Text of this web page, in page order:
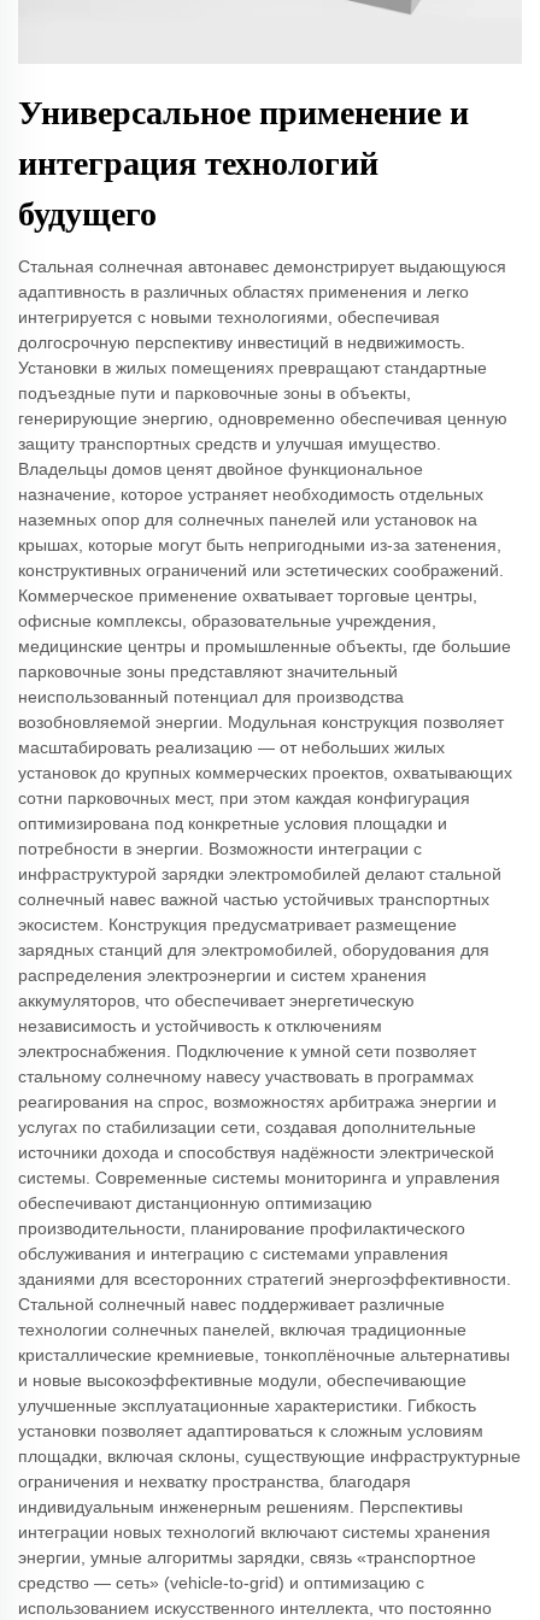
Универсальное применение и
интеграция технологий
будущего
Стальная солнечная автонавес демонстрирует выдающуюся
адаптивность в различных областях применения и легко
интегрируется с новыми технологиями, обеспечивая
долгосрочную перспективу инвестиций в недвижимость.
Установки в жилых помещениях превращают стандартные
подъездные пути и парковочные зоны в объекты,
генерирующие энергию, одновременно обеспечивая ценную
защиту транспортных средств и улучшая имущество.
Владельцы домов ценят двойное функциональное
назначение, которое устраняет необходимость отдельных
наземных опор для солнечных панелей или установок на
крышах, которые могут быть непригодными из-за затенения,
конструктивных ограничений или эстетических соображений.
Коммерческое применение охватывает торговые центры,
офисные комплексы, образовательные учреждения,
медицинские центры и промышленные объекты, где большие
парковочные зоны представляют значительный
неиспользованный потенциал для производства
возобновляемой энергии. Модульная конструкция позволяет
масштабировать реализацию — от небольших жилых
установок до крупных коммерческих проектов, охватывающих
сотни парковочных мест, при этом каждая конфигурация
оптимизирована под конкретные условия площадки и
потребности в энергии. Возможности интеграции с
инфраструктурой зарядки электромобилей делают стальной
солнечный навес важной частью устойчивых транспортных
экосистем. Конструкция предусматривает размещение
зарядных станций для электромобилей, оборудования для
распределения электроэнергии и систем хранения
аккумуляторов, что обеспечивает энергетическую
независимость и устойчивость к отключениям
электроснабжения. Подключение к умной сети позволяет
стальному солнечному навесу участвовать в программах
реагирования на спрос, возможностях арбитража энергии и
услугах по стабилизации сети, создавая дополнительные
источники дохода и способствуя надёжности электрической
системы. Современные системы мониторинга и управления
обеспечивают дистанционную оптимизацию
производительности, планирование профилактического
обслуживания и интеграцию с системами управления
зданиями для всесторонних стратегий энергоэффективности.
Стальной солнечный навес поддерживает различные
технологии солнечных панелей, включая традиционные
кристаллические кремниевые, тонкоплёночные альтернативы
и новые высокоэффективные модули, обеспечивающие
улучшенные эксплуатационные характеристики. Гибкость
установки позволяет адаптироваться к сложным условиям
площадки, включая склоны, существующие инфраструктурные
ограничения и нехватку пространства, благодаря
индивидуальным инженерным решениям. Перспективы
интеграции новых технологий включают системы хранения
энергии, умные алгоритмы зарядки, связь «транспортное
средство — сеть» (vehicle-to-grid) и оптимизацию с
использованием искусственного интеллекта, что постоянно